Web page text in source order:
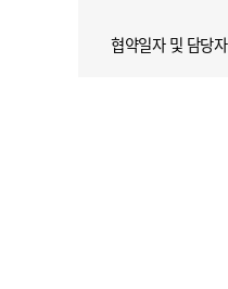
협약일자 및 담당자